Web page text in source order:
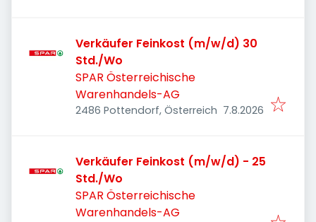
Verkäufer Feinkost (m/w/d) 30
Std./Wo
SPAR Österreichische
Warenhandels-AG
2486 Pottendorf, Österreich Veröffentlicht
7.8.2026
Verkäufer Feinkost (m/w/d) - 25
Std./Wo
SPAR Österreichische
Warenhandels-AG